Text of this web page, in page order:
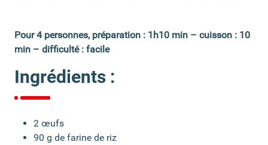
Pour 4 personnes, préparation : 1h10 min – cuisson : 10
min – difficulté : facile
Ingrédients :
2 œufs
90 g de farine de riz